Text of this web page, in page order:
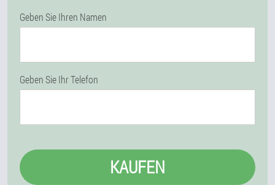
Geben Sie Ihren Namen
Geben Sie Ihr Telefon
KAUFEN